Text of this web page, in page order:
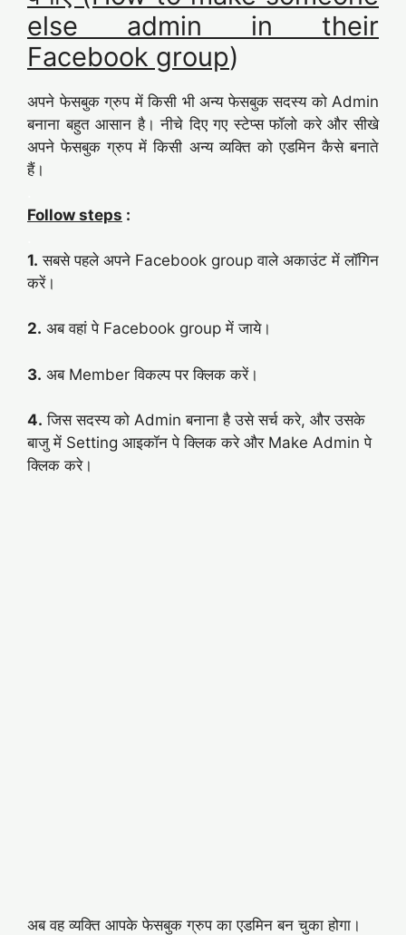
else admin in their
Facebook group)
अपने फेसबुक ग्रुप में किसी भी अन्य फेसबुक सदस्य को Admin
बनाना बहुत आसान है। नीचे दिए गए स्टेप्स फॉलो करे और सीखे
अपने फेसबुक ग्रुप में किसी अन्य व्यक्ति को एडमिन कैसे बनाते
हैं।
Follow steps :
1. सबसे पहले अपने Facebook group वाले अकाउंट में लॉगिन
करें।
2. अब वहां पे Facebook group में जाये।
3. अब Member विकल्प पर क्लिक करें।
4. जिस सदस्य को Admin बनाना है उसे सर्च करे, और उसके
बाजु में Setting आइकॉन पे क्लिक करे और Make Admin पे
क्लिक करे।
अब वह व्यक्ति आपके फेसबुक ग्रुप का एडमिन बन चुका होगा।